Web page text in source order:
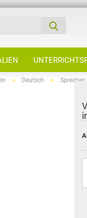
» Deutsch » Sprechen